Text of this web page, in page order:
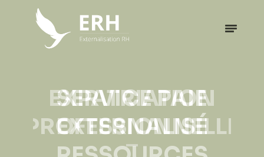
EXPATRIATION
PROFESSIONNELLE